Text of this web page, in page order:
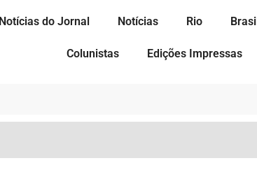
Notícias do Jornal Notícias Rio Brasil
Colunistas Edições Impressas